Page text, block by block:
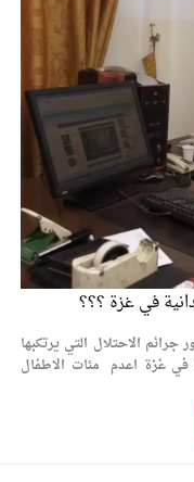
في غزة ؟؟؟
الاحتلال التي يرتكبها
في غزة اعدم مئات الاطفال